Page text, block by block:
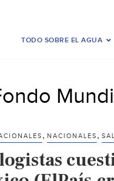
TODO SOBRE EL AGUA
, NACIONALES ,